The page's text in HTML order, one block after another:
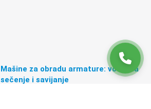
Mašine za obradu armature: vodič za
sečenje i savijanje